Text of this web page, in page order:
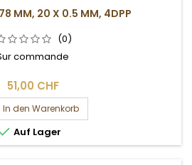
MM, 20 X 0.5 MM, 4DPP
(0)
commande
51,00 CHF
In den Warenkorb
 Auf Lager